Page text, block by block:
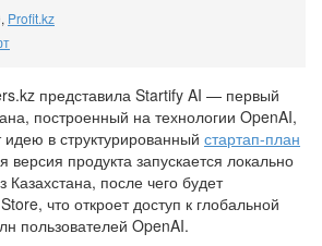
, Profit.kz
представила Startify AI — первый
построенный на технологии OpenAI,
в структурированный стартап-план
версия продукта запускается локально
Казахстана, после чего будет
что откроет доступ к глобальной
пользователей OpenAI.